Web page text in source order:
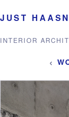
JUST
INTERIOR
‹